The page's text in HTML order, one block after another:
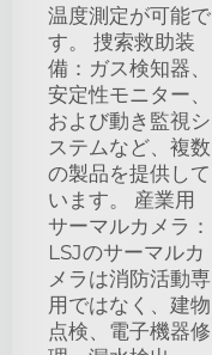
温度測定が可能で
す。 捜索救助装
備：ガス検知器、
安定性モニター、
および動き監視シ
ステムなど、複数
の製品を提供して
います。 産業用
サーマルカメラ：
LSJのサーマルカ
メラは消防活動専
用ではなく、建物
点検、電子機器修